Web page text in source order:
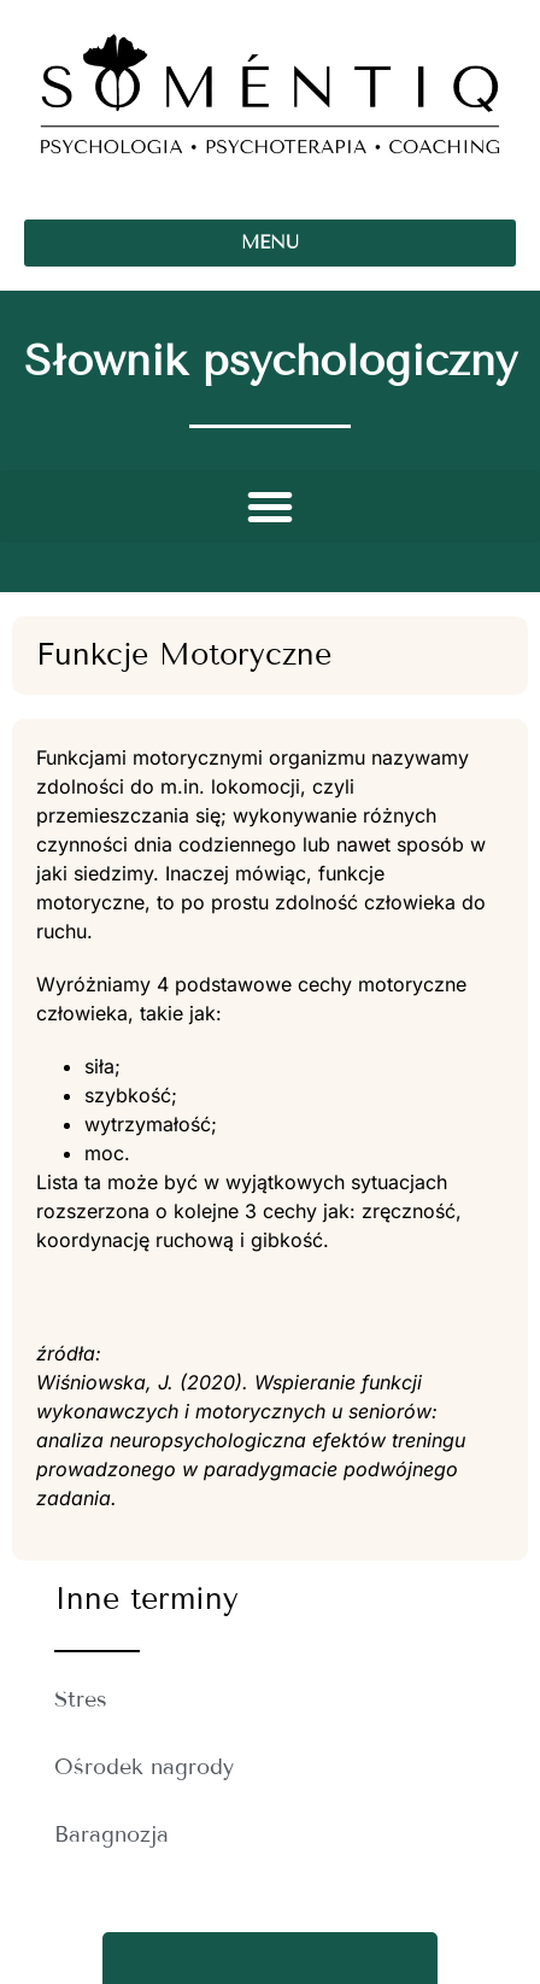
MENU
Słownik psychologiczny
Funkcje Motoryczne
Funkcjami motorycznymi organizmu nazywamy
zdolności do m.in. lokomocji, czyli
przemieszczania się; wykonywanie różnych
czynności dnia codziennego lub nawet sposób w
jaki siedzimy. Inaczej mówiąc, funkcje
motoryczne, to po prostu zdolność człowieka do
ruchu.
Wyróżniamy 4 podstawowe cechy motoryczne
człowieka, takie jak:
siła;
szybkość;
wytrzymałość;
moc.
Lista ta może być w wyjątkowych sytuacjach
rozszerzona o kolejne 3 cechy jak: zręczność,
koordynację ruchową i gibkość.
źródła:
Wiśniowska, J. (2020). Wspieranie funkcji
wykonawczych i motorycznych u seniorów:
analiza neuropsychologiczna efektów treningu
prowadzonego w paradygmacie podwójnego
zadania.
Inne terminy
Stres
Ośrodek nagrody
Baragnozja